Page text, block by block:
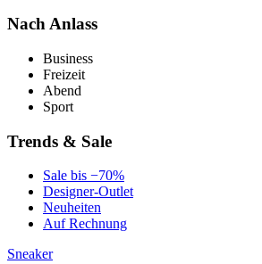
Nach Anlass
Business
Freizeit
Abend
Sport
Trends & Sale
Sale bis −70%
Designer-Outlet
Neuheiten
Auf Rechnung
Sneaker